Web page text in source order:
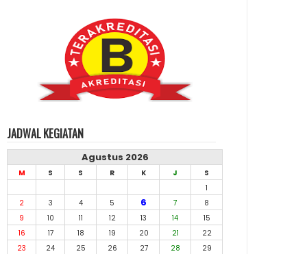
JADWAL KEGIATAN
Agustus 2026
M S S R K J
S
1
2
3 4 5 6 7
8
9
10 11 12 13 14
15
16
17 18 19 20 21
22
23
24 25 26 27 28
29